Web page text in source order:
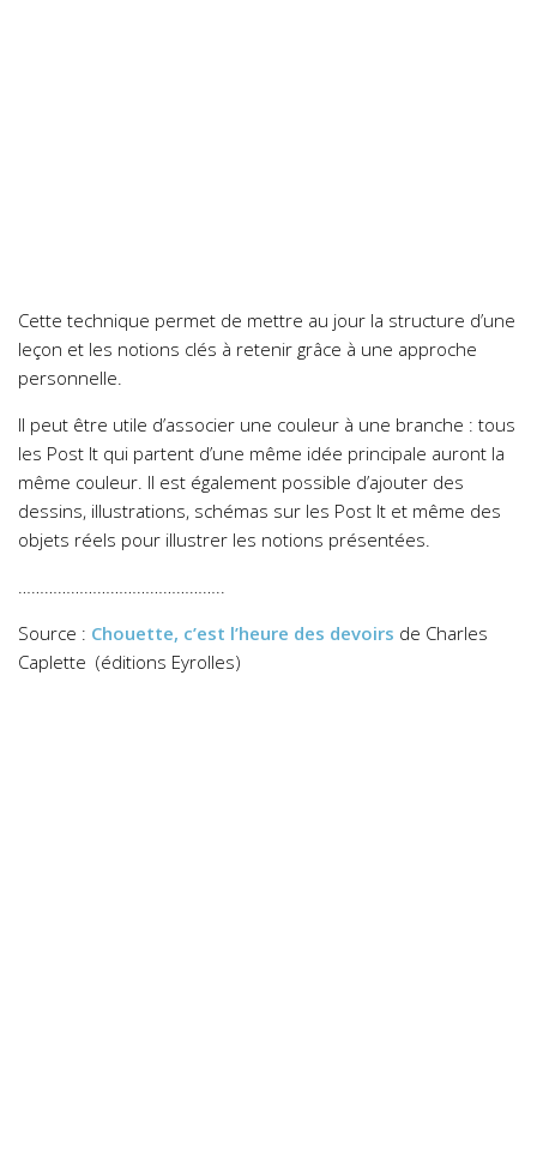
Cette technique permet de mettre au jour la structure d’une
leçon et les notions clés à retenir grâce à une approche
personnelle.
Il peut être utile d’associer une couleur à une branche : tous
les Post It qui partent d’une même idée principale auront la
même couleur. Il est également possible d’ajouter des
dessins, illustrations, schémas sur les Post It et même des
objets réels pour illustrer les notions présentées.
………………………………………..
Source : Chouette, c’est l’heure des devoirs de Charles
Caplette (éditions Eyrolles)